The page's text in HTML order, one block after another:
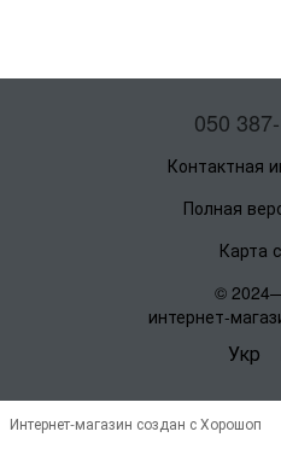
050
Контактная
Полная
Карта
©
интернет-
Укр
Интернет-магазин создан с Хорошоп